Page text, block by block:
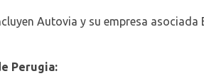
Autovia y su empresa asociada
Perugia: